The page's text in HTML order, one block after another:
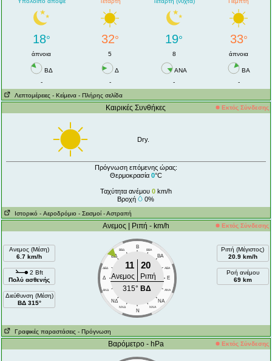
18° 32° 19° 33°
άπνοια 5 8 άπνοια
ΒΔ Δ ANA
ΒA
-
- -
-
Λεπτομέρειες - Κείμενα - Πλήρης σελίδα
Καιρικές Συνθήκες Εκτός Σύνδεσης
Dry.
Πρόγνωση επόμενης ώρας:
Θερμοκρασία 0°C
Ταχύτητα ανέμου 0km/h
Βροχή
0%
Ιστορικό - Aεροδρόμιο - Σεισμοί - Αστραπή
Ανεμος | Ριπή - km/h Εκτός Σύνδεσης
Ανεμος (Μέση)
6.7 km/h
2 Bft
Πολύ ασθενής
Διεύθυνση (Μέση)
ΒΔ 315°
Β
ΒΒΔ ΒΒΑ
ΒΔ ΒA
ΔΒΔ AΒA
Δ E
ΔΝΔ ANA
ΝΔ NA
ΝΝΔ NNA
N
11 20
Ανεμος
Ριπή
315° ΒΔ
Ριπή (Μέγιστος)
20.9 km/h
Ροή ανέμου
69 km
Γραφικές παραστάσεις - Πρόγνωση
Βαρόμετρο - hPa Εκτός Σύνδεσης